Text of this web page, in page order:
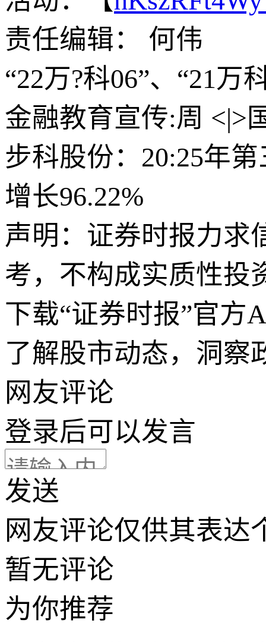
责任编辑： 何伟
“22万?科06”、“21万
金融教育宣传:周 <|>
步科股份：20:25年
增长96.22%
声明：证券时报力求
考，不构成实质性投
下载“证券时报”官方
了解股市动态，洞察
网友评论
登录后可以发言
发送
网友评论仅供其表达
暂无评论
为你推荐